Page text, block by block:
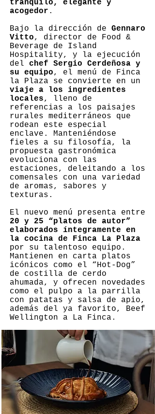
tranquilo, elegante y
acogedor .
Bajo la dirección de Gennaro
Vitto, director de Food &
Beverage de Island
Hospitality, y la ejecución
del chef Sergio Cerdeñosa y
su equipo, el menú de Finca
la Plaza se convierte en un
viaje a los ingredientes
locales, lleno de
referencias a los paisajes
rurales mediterráneos que
rodean este especial
enclave. Manteniéndose
fieles a su filosofía, la
propuesta gastronómica
evoluciona con las
estaciones, deleitando a los
comensales con una variedad
de aromas, sabores y
texturas.
El nuevo menú presenta entre
20 y 25 “platos de autor”
elaborados íntegramente en
la cocina de Finca La Plaza
por su talentoso equipo.
Mantienen en carta platos
icónicos como el “Hot-Dog”
de costilla de cerdo
ahumada, y ofrecen novedades
como el pulpo a la parrilla
con patatas y salsa de apio,
además del ya favorito, Beef
Wellington a La Finca.